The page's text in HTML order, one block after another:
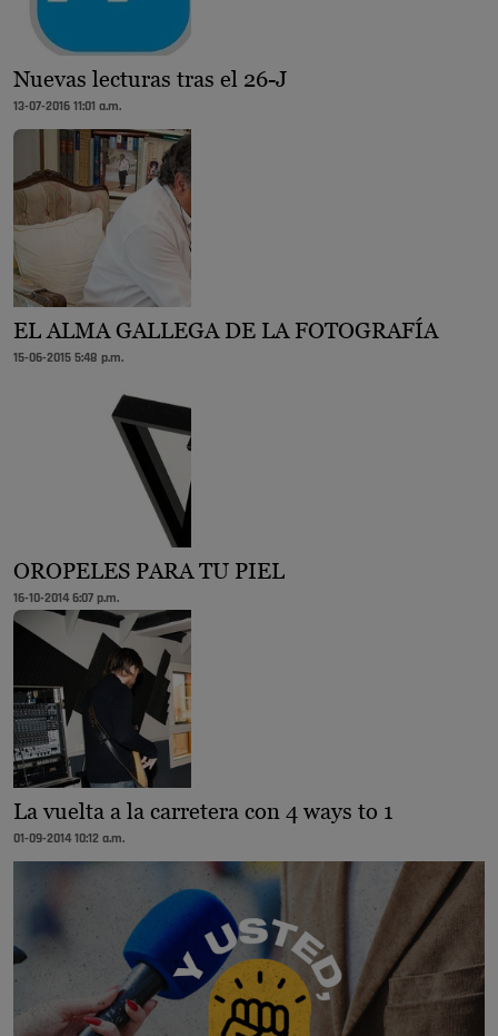
Nuevas lecturas tras el 26-J
13-07-2016 11:01 a.m.
EL ALMA GALLEGA DE LA FOTOGRAFÍA
15-06-2015 5:48 p.m.
OROPELES PARA TU PIEL
16-10-2014 6:07 p.m.
La vuelta a la carretera con 4 ways to 1
01-09-2014 10:12 a.m.